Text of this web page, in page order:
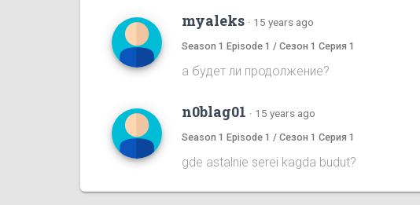
myaleks · 15 years ago
Season 1 Episode 1 / Сезон 1 Серия 1
а будет ли продолжение?
n0blag01 · 15 years ago
Season 1 Episode 1 / Сезон 1 Серия 1
gde astalnie serei kagda budut?